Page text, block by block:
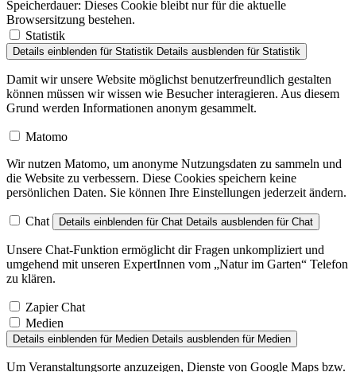
Speicherdauer: Dieses Cookie bleibt nur für die aktuelle
Browsersitzung bestehen.
Statistik
Details einblenden für Statistik Details ausblenden für Statistik
Damit wir unsere Website möglichst benutzerfreundlich gestalten
können müssen wir wissen wie Besucher interagieren. Aus diesem
Grund werden Informationen anonym gesammelt.
Matomo
Wir nutzen Matomo, um anonyme Nutzungsdaten zu sammeln und
die Website zu verbessern. Diese Cookies speichern keine
persönlichen Daten. Sie können Ihre Einstellungen jederzeit ändern.
Chat Details einblenden für Chat Details ausblenden für Chat
Unsere Chat-Funktion ermöglicht dir Fragen unkompliziert und
umgehend mit unseren ExpertInnen vom „Natur im Garten“ Telefon
zu klären.
Zapier Chat
Medien
Details einblenden für Medien Details ausblenden für Medien
Um Veranstaltungsorte anzuzeigen, Dienste von Google Maps bzw.